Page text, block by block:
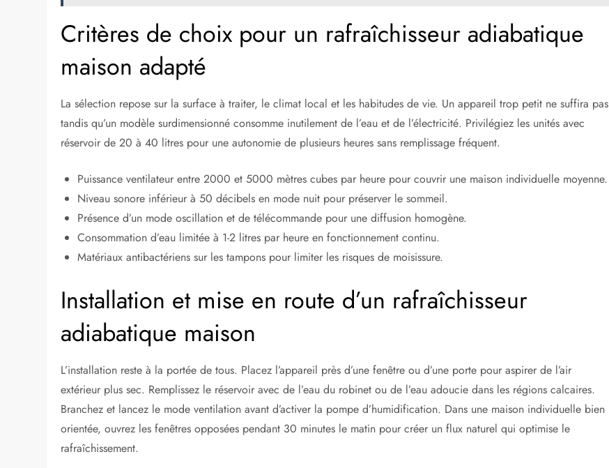
Critères de choix pour un rafraîchisseur adiabatique
maison adapté
La sélection repose sur la surface à traiter, le climat local et les habitudes de vie. Un appareil trop petit ne suffira pas
tandis qu’un modèle surdimensionné consomme inutilement de l’eau et de l’électricité. Privilégiez les unités avec
réservoir de 20 à 40 litres pour une autonomie de plusieurs heures sans remplissage fréquent.
Puissance ventilateur entre 2000 et 5000 mètres cubes par heure pour couvrir une maison individuelle moyenne.
Niveau sonore inférieur à 50 décibels en mode nuit pour préserver le sommeil.
Présence d’un mode oscillation et de télécommande pour une diffusion homogène.
Consommation d’eau limitée à 1-2 litres par heure en fonctionnement continu.
Matériaux antibactériens sur les tampons pour limiter les risques de moisissure.
Installation et mise en route d’un rafraîchisseur
adiabatique maison
L’installation reste à la portée de tous. Placez l’appareil près d’une fenêtre ou d’une porte pour aspirer de l’air
extérieur plus sec. Remplissez le réservoir avec de l’eau du robinet ou de l’eau adoucie dans les régions calcaires.
Branchez et lancez le mode ventilation avant d’activer la pompe d’humidification. Dans une maison individuelle bien
orientée, ouvrez les fenêtres opposées pendant 30 minutes le matin pour créer un flux naturel qui optimise le
rafraîchissement.